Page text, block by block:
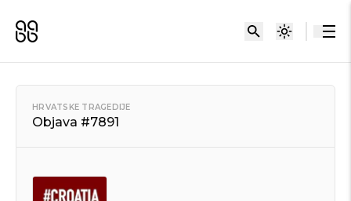
HRVATSKE TRAGEDIJE
Objava #7891